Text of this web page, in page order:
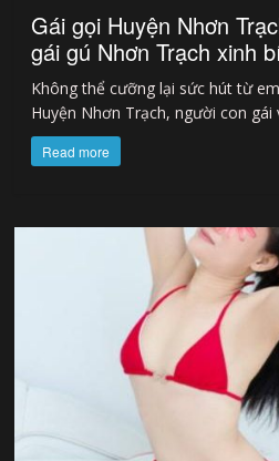
Gái gọi Huyện Nhơn
gái gú Nhơn Trạch xinh
Không thể cưỡng lại sức hút từ
Huyện Nhơn Trạch, người con gái
Read more